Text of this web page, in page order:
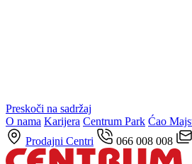
Preskoči na sadržaj
O nama Karijera Centrum Park Ćao
Prodajni Centri
066 008 008